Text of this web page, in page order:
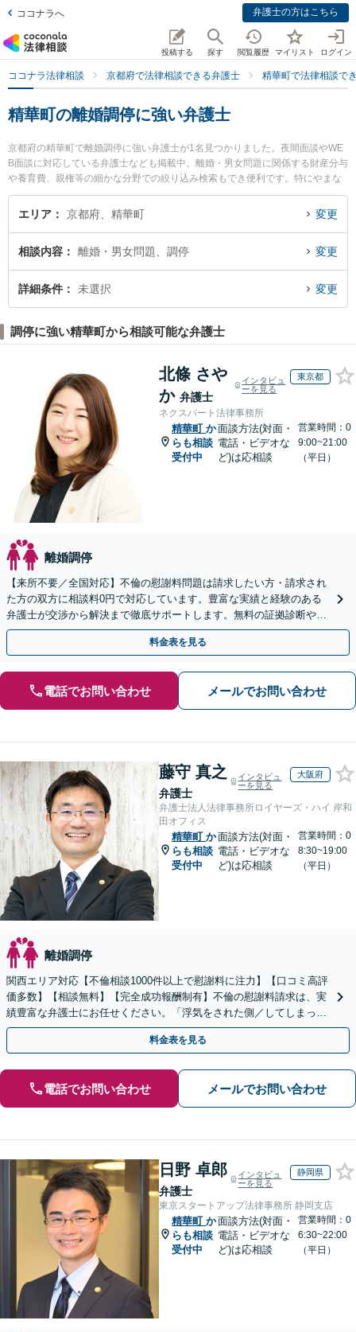
ココナラへ 弁護士の方はこちら
投稿する 探す 閲覧履歴 マイリスト ログイン
ココナラ法律相談 京都府で法律相談できる弁護士 精華町で法律相談で
精華町の離婚調停に強い弁護士
京都府の精華町で離婚調停に強い弁護士が1名見つかりました。夜間面談やWE
B面談に対応している弁護士なども掲載中。離婚・男女問題に関係する財産分与
や養育費、親権等の細かな分野での絞り込み検索もでき便利です。特にやまな
み法律事務所の橘 英樹弁護士のプロフィール情報や弁護士費用、強みなどが注
目されています。『精華町で土日や夜間に発生した離婚調停のトラブルを今す
士に相談予約したい』などでお困りの相談者さんにおすすめです。
エリア 京都府、精華町 変更
相談内容 離婚・男女問題、調停 変更
詳細条件 未選択 変更
調停に強い精華町から相談可能な弁護士
北條 さや
か 弁護士
インタビュ
ーを見る
東京都
ネクスパート法律事務所
精華町 か
らも相談
受付中
面談方法(対面・
電話・ビデオな
ど)は応相談
営業時間：0
9:00~21:00
（平日）
離婚調停
【来所不要／全国対応】不倫の慰謝料問題は請求したい方・請求され
た方の双方に相談料0円で対応しています。豊富な実績と経験のある
弁護士が交渉から解決まで徹底サポートします。無料の証拠診断や着
手金の返還保証もありますので安心してご相談ください。
料金表を見る
電話でお問い合わせ メールでお問い合わせ
藤守 真之
弁護士
インタビュ
ーを見る
大阪府
弁護士法人法律事務所ロイヤーズ・ハイ 岸和
田オフィス
精華町 か
らも相談
受付中
面談方法(対面・
電話・ビデオな
ど)は応相談
営業時間：0
8:30~19:00
（平日）
離婚調停
関西エリア対応【不倫相談1000件以上で慰謝料に注力】【口コミ高評
価多数】【相談無料】【完全成功報酬制有】不倫の慰謝料請求は、実
績豊富な弁護士にお任せください。「浮気をされた側／してしまった
側両方対応」人情派弁護士！
料金表を見る
電話でお問い合わせ メールでお問い合わせ
日野 卓郎
弁護士
インタビュ
ーを見る
静岡県
東京スタートアップ法律事務所 静岡支店
精華町 か
らも相談
受付中
面談方法(対面・
電話・ビデオな
ど)は応相談
営業時間：0
6:30~22:00
（平日）